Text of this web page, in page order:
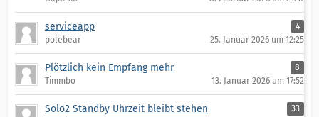
serviceapp
4
polebear
25. Januar 2026 um 12:25
Plötzlich kein Empfang mehr
8
Timmbo
13. Januar 2026 um 17:52
Solo2 Standby Uhrzeit bleibt stehen
33